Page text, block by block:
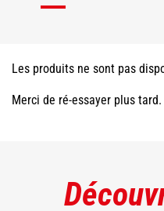
Les produits ne sont pas
Merci de ré-essayer plus tard.